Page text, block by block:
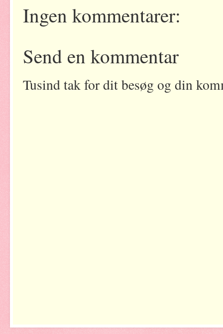
Ingen kommentarer:
Send en kommentar
Tusind tak for dit besøg og din